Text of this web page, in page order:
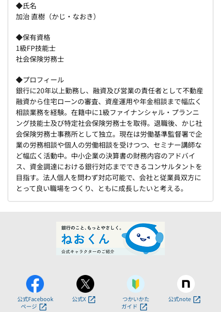
◆氏名
加治 直樹（かじ・なおき）
◆保有資格
1級FP技能士
社会保険労務士
◆プロフィール
銀行に20年以上勤務し、融資及び営業の責任者として不動産
融資から住宅ローンの審査、資産運用や年金相談まで幅広く
相談業務を経験。在籍中に1級ファイナンシャル・プランニ
ング技能士及び特定社会保険労務士を取得。退職後、かじ社
会保険労務士事務所として独立。現在は労働基準監督署で企
業の労務相談や個人の労働相談を受けつつ、セミナー講師な
ど幅広く活動中。中小企業の決算書の財務内容のアドバイ
ス、資金調達における銀行対応までできるコンサルタントを
目指す。法人個人を問わず対応可能で、会社と従業員双方に
とって良い職場をつくり、ともに成長したいと考える。
公式Facebook
ページ
公式X
つかいかた
ガイド
公式note